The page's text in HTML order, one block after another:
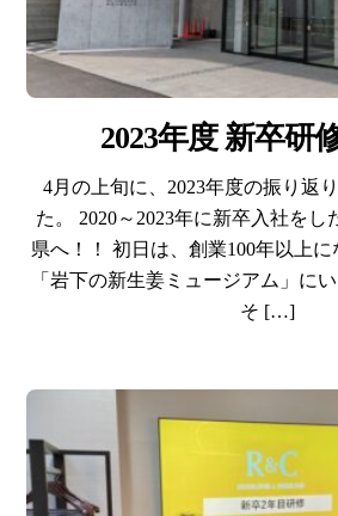
2023年度 新卒研
4月の上旬に、2023年度の振り返
た。 2020～2023年に新卒入社を
県へ！！ 初日は、創業100年以上
「岩下の新生姜ミュージアム」に
そ […]